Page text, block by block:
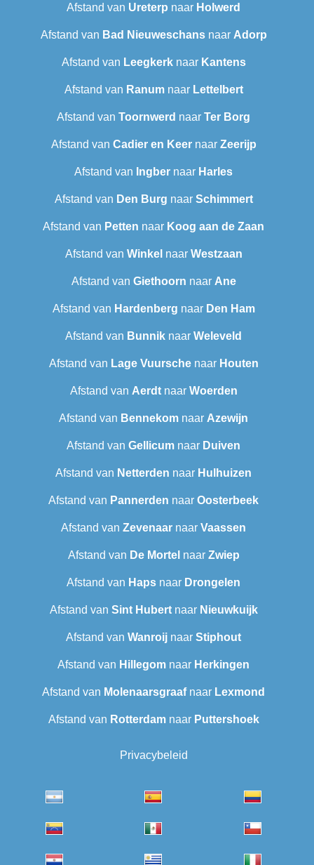
Afstand van Ureterp naar Holwerd
Afstand van Bad Nieuweschansnaar Adorp
Afstand van Leegkerknaar Kantens
Afstand van Ranumnaar Lettelbert
Afstand van Toornwerd naar Ter Borg
Afstand van Cadier en Keernaar Zeerijp
Afstand van Ingber naar Harles
Afstand van Den Burg naar Schimmert
Afstand van Petten naar Koog aan de Zaan
Afstand van Winkel naar Westzaan
Afstand van Giethoorn naar Ane
Afstand van Hardenberg naar Den Ham
Afstand van Bunnik naar Weleveld
Afstand van Lage Vuurschenaar Houten
Afstand van Aerdtnaar Woerden
Afstand van Bennekom naar Azewijn
Afstand van Gellicum naar Duiven
Afstand van Netterden naar Hulhuizen
Afstand van Pannerden naar Oosterbeek
Afstand van Zevenaar naar Vaassen
Afstand van De Mortel naar Zwiep
Afstand van Haps naar Drongelen
Afstand van Sint Hubertnaar Nieuwkuijk
Afstand van Wanroij naar Stiphout
Afstand van Hillegom naar Herkingen
Afstand van Molenaarsgraafnaar Lexmond
Afstand van Rotterdamnaar Puttershoek
Privacybeleid